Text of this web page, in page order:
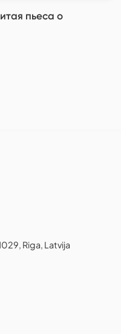
пьеса о
Riga, Latvija